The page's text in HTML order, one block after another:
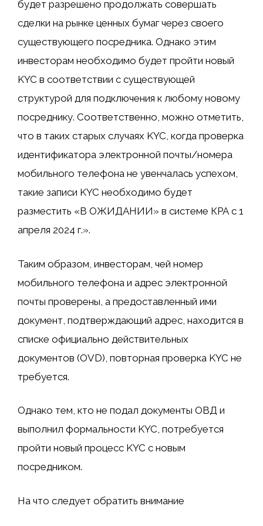
будет разрешено продолжать совершать
сделки на рынке ценных бумаг через своего
существующего посредника. Однако этим
инвесторам необходимо будет пройти новый
KYC в соответствии с существующей
структурой для подключения к любому новому
посреднику. Соответственно, можно отметить,
что в таких старых случаях KYC, когда проверка
идентификатора электронной почты/номера
мобильного телефона не увенчалась успехом,
такие записи KYC необходимо будет
разместить «В ОЖИДАНИИ» в системе КРА с 1
апреля 2024 г.».
Таким образом, инвесторам, чей номер
мобильного телефона и адрес электронной
почты проверены, а предоставленный ими
документ, подтверждающий адрес, находится в
списке официально действительных
документов (OVD), повторная проверка KYC не
требуется.
Однако тем, кто не подал документы ОВД и
выполнил формальности KYC, потребуется
пройти новый процесс KYC с новым
посредником.
На что следует обратить внимание